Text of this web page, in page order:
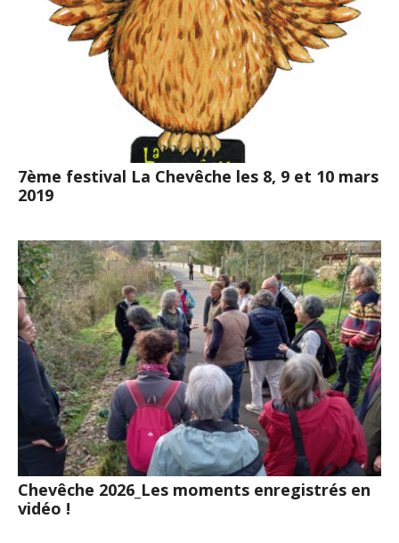
7ème festival La Chevêche les 8, 9 et 10 mars
2019
Chevêche 2026_Les moments enregistrés en
vidéo !